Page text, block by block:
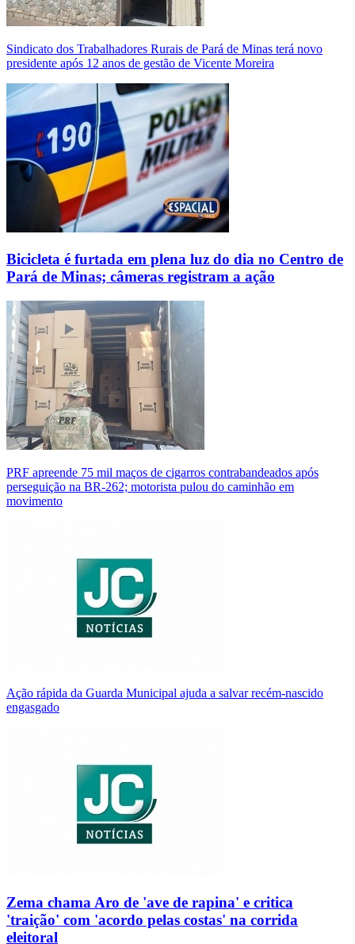
Sindicato dos Trabalhadores Rurais de Pará de Minas terá novo
presidente após 12 anos de gestão de Vicente Moreira
Bicicleta é furtada em plena luz do dia no Centro de
Pará de Minas; câmeras registram a ação
PRF apreende 75 mil maços de cigarros contrabandeados após
perseguição na BR-262; motorista pulou do caminhão em
movimento
Ação rápida da Guarda Municipal ajuda a salvar recém-nascido
engasgado
Zema chama Aro de 'ave de rapina' e critica
'traição' com 'acordo pelas costas' na corrida
eleitoral